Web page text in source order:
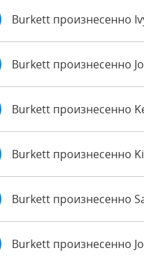
Burkett произнесенно
Burkett произнесенно
Burkett произнесенно
Burkett произнесенно
Burkett произнесенно
Burkett произнесенно